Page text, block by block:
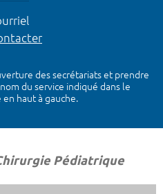
des secrétariats et prendre
du service indiqué dans le
en haut à gauche.
Pédiatrique